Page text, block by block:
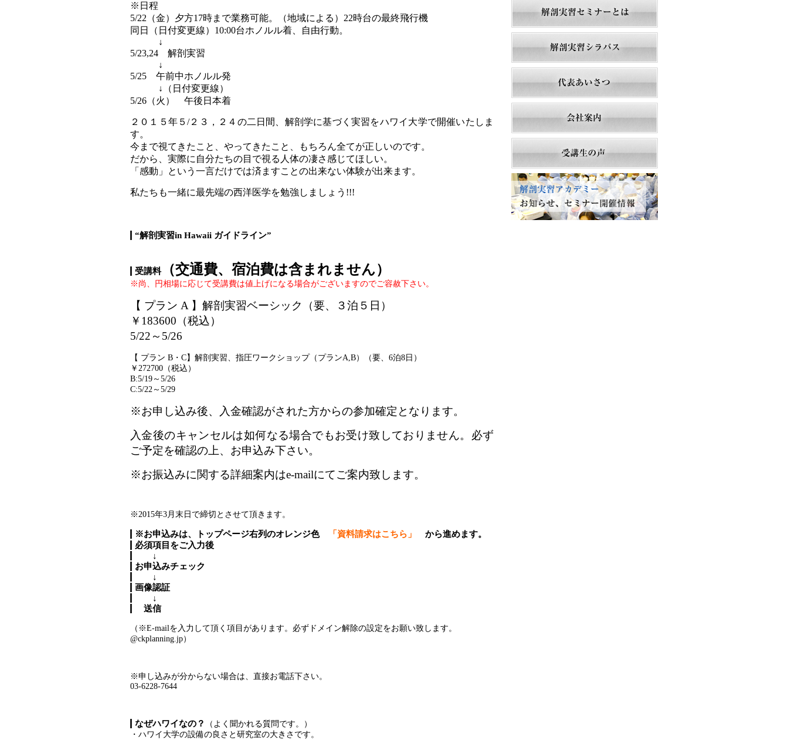
※日程
5/22（金）夕方17時まで業務可能。（地域による）22時台の最終飛行機
同日（日付変更線）10:00台ホノルル着、自由行動。
↓
5/23,24 解剖実習
↓
5/25 午前中ホノルル発
↓（日付変更線）
5/26（火） 午後日本着
２０１５年５/２３，２４の二日間、解剖学に基づく実習をハワイ大学で開催いたしま
す。
今まで視てきたこと、やってきたこと、もちろん全てが正しいのです。
だから、実際に自分たちの目で視る人体の凄さ感じてほしい。
「感動」という一言だけでは済ますことの出来ない体験が出来ます。
私たちも一緒に最先端の西洋医学を勉強しましょう!!!
“解剖実習in Hawaii ガイドライン”
受講料（交通費、宿泊費は含まれません）
※尚、円相場に応じて受講費は値上げになる場合がございますのでご容赦下さい。
【 プラン A 】解剖実習ベーシック（要、３泊５日）
￥183600（税込）
5/22～5/26
【 プラン B・C】解剖実習、指圧ワークショップ（プランA,B）（要、6泊8日）
￥272700（税込）
B:5/19～5/26
C:5/22～5/29
※お申し込み後、入金確認がされた方からの参加確定となります。
入金後のキャンセルは如何なる場合でもお受け致しておりません。必ず
ご予定を確認の上、お申込み下さい。
※お振込みに関する詳細案内はe-mailにてご案内致します。
※2015年3月末日で締切とさせて頂きます。
※お申込みは、トップページ右列のオレンジ色 「資料請求はこちら」 から進めます。
必須項目をご入力後
↓
お申込みチェック
↓
画像認証
↓
送信
（※E-mailを入力して頂く項目があります。必ずドメイン解除の設定をお願い致します。
@ckplanning.jp）
※申し込みが分からない場合は、直接お電話下さい。
03-6228-7644
なぜハワイなの？
（よく聞かれる質問です。）
・ハワイ大学の設備の良さと研究室の大きさです。